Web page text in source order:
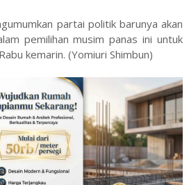
partai politik barunya akan
pemilihan musim panas ini untuk
kemarin. (Yomiuri Shimbun)